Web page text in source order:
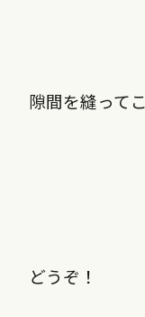
隙間を縫って
どうぞ！